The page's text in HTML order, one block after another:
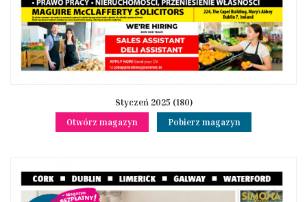
Styczeń 2025 (180)
Otwórz magazyn
Pobierz magazyn